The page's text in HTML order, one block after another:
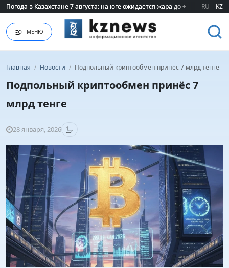
Погода в Казахстане 7 августа: на юге ожидается жара до +40 градусов
Погода в Казахстане 7 августа: на юге ожидается жара до +40 градусов
RU KZ
МЕНЮ
Главная / Новости / Подпольный криптообмен принёс 7 млрд тенге
Подпольный криптообмен принёс 7
млрд тенге
28 января, 2026